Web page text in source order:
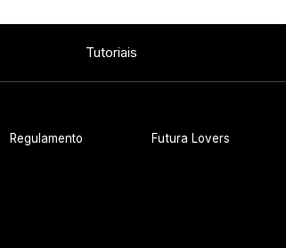
Tutoriais
Regulamento Futura Lovers